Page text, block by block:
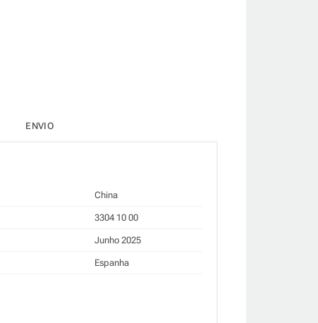
ENVIO
China
3304 10 00
Junho 2025
Espanha